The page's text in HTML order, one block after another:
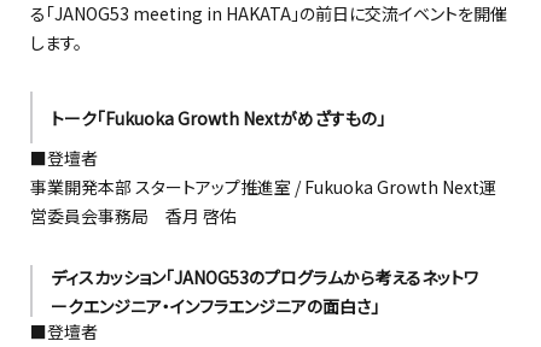
る「JANOG53 meeting in HAKATA」の前日に交流イベントを開催
します。
トーク「Fukuoka Growth Nextがめざすもの」
■登壇者
事業開発本部 スタートアップ推進室 / Fukuoka Growth Next運
営委員会事務局 香月 啓佑
ディスカッション「JANOG53のプログラムから考えるネットワ
ークエンジニア・インフラエンジニアの面白さ」
■登壇者